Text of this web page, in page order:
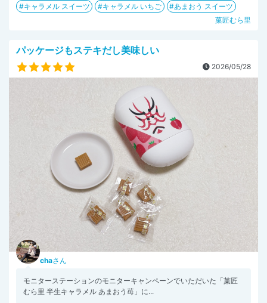
キャラメル スイーツ キャラメル いちご
あまおう スイーツ
菓匠むら里
パッケージもステキだし美味しい
2026/05/28
chaさん
モニターステーションのモニターキャンペーンでいただいた「菓匠
むら里 半生キャラメル あまおう苺」に...